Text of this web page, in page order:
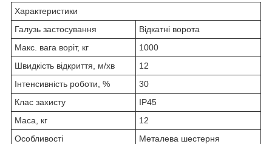
Характеристики
Галузь застосування
Відкатні ворота
Макс. вага воріт, кг
1000
Швидкість відкриття, м/хв
12
Інтенсивність роботи, %
30
Клас захисту
IP45
Маса, кг
12
Особливості
Металева шестерня